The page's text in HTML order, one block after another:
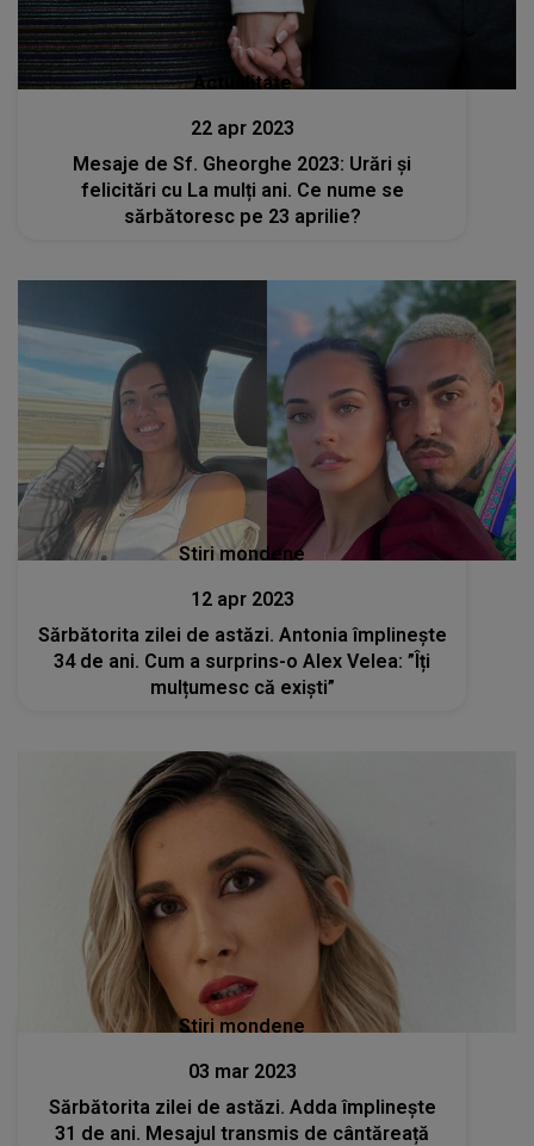
Actualitate
22 apr 2023
Mesaje de Sf. Gheorghe 2023: Urări și
felicitări cu La mulți ani. Ce nume se
sărbătoresc pe 23 aprilie?
Stiri mondene
12 apr 2023
Sărbătorita zilei de astăzi. Antonia împlinește
34 de ani. Cum a surprins-o Alex Velea: ”Îți
mulțumesc că exiști”
Stiri mondene
03 mar 2023
Sărbătorita zilei de astăzi. Adda împlinește
31 de ani. Mesajul transmis de cântăreață